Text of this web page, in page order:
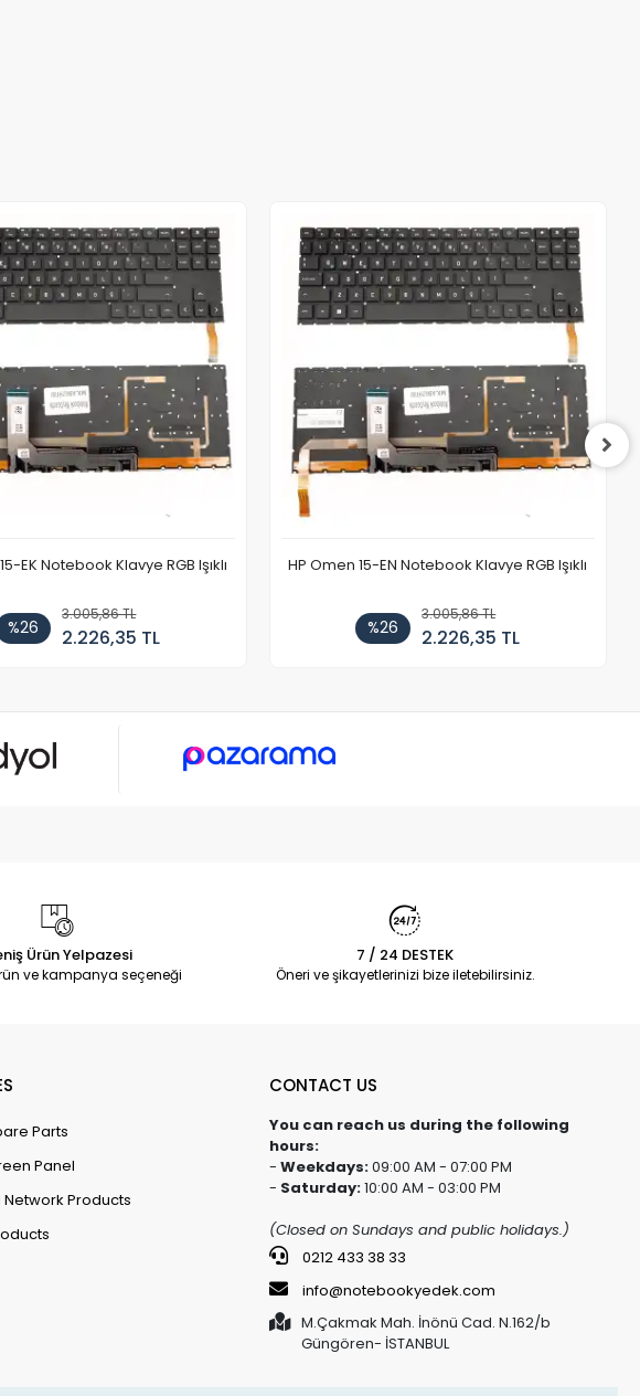
EK Notebook Klavye RGB Işıklı
%26
3.005,86 TL
2.226,35 TL
HP Omen 15-EN Notebook Klavye RGB Işıklı
%26
3.005,86 TL
2.226,35 TL
Ürün Yelpazesi
ve kampanya seçeneği
7 / 24 DESTEK
Öneri ve şikayetlerinizi bize iletebilirsiniz.
Parts
Panel
Products
CONTACT US
You can reach us during the following
hours:
- Weekdays:09:00 AM - 07:00 PM
- Saturday:10:00 AM - 03:00 PM
(Closed on Sundays and public holidays.)
0212 433 38 33
info@notebookyedek.com
M.Çakmak Mah. İnönü Cad. N.162/b
Güngören- İSTANBUL